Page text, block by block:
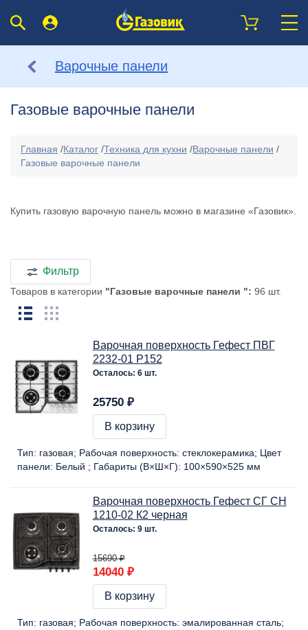
Варочные панели
Газовые варочные панели
Главная /Каталог /Техника для кухни /Варочные панели /
Газовые варочные панели
Купить газовую варочную панель можно в магазине «Газовик».
Фильтр
Товаров в категории "Газовые варочные панели ": 96 шт.
Варочная поверхность Гефест ПВГ
2232-01 Р152
Осталось: 6 шт.
25750 ₽
В корзину
Тип: газовая Рабочая поверхность: стеклокерамика
Цвет
панели: Белый Габариты (В×Ш×Г): 100×590×525 мм
Варочная поверхность Гефест СГ СН
1210-02 К2 черная
Осталось: 9 шт.
15690 ₽
14040 ₽
В корзину
Тип: газовая Рабочая поверхность: эмалированная сталь